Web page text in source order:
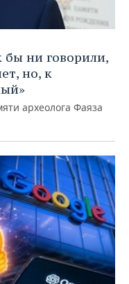
ни говорили,
но, к
археолога Фаяза